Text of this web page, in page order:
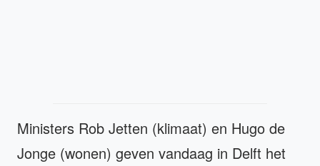
Ministers Rob Jetten (klimaat) en Hugo de
Jonge (wonen) geven vandaag in Delft het